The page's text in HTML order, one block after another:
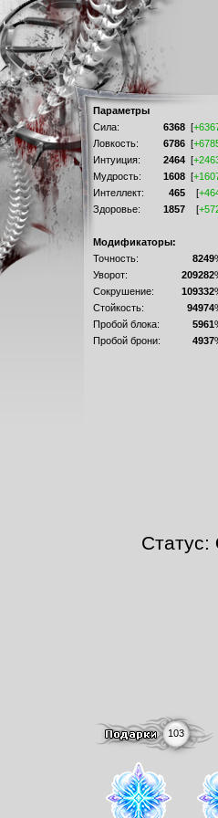
Параметры
Сила:
6368 [
Ловкость:
6786 [
Интуиция:
2464 [
Мудрость:
1608 [
Интеллект:
465 [
Здоровье:
1857 [
Модификаторы:
Точность:
8249
Уворот:
209282
Сокрушение:
109332
Стойкость:
94974
Пробой блока:
5961
Пробой брони:
4937
Статус:
103